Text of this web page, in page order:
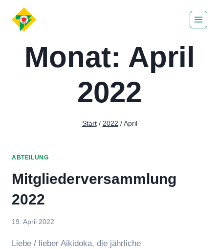
Inhalt
Monat: April
2022
Start / 2022 / April
ABTEILUNG
Mitgliederversammlung
2022
Von
19. April 2022
Liebe / lieber Aikidoka, die jährliche